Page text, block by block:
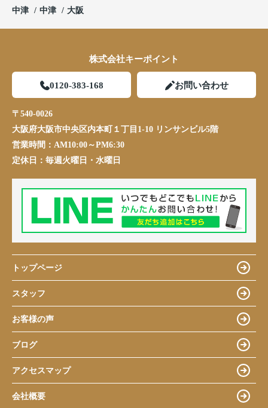
中津
中津 大阪
株式会社キーポイント
0120-383-168 お問い合わせ
〒540-0026
大阪府大阪市中央区内本町１丁目1-10 リンサンビル5階
営業時間： AM10:00～PM6:30
定休日： 毎週火曜日・水曜日
トップページ
スタッフ
お客様の声
ブログ
アクセスマップ
会社概要